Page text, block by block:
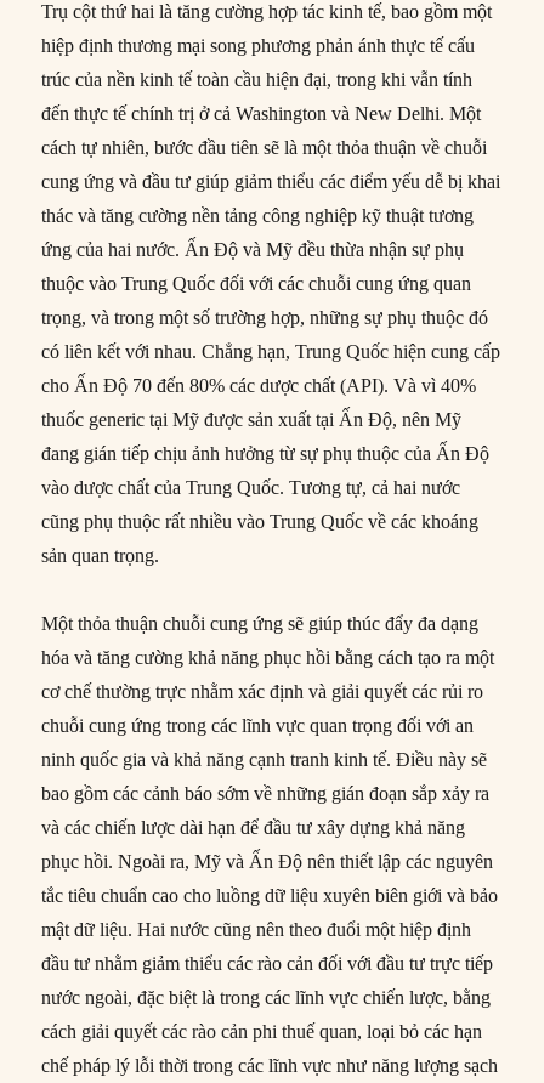
Trụ cột thứ hai là tăng cường hợp tác kinh tế, bao gồm một
hiệp định thương mại song phương phản ánh thực tế cấu
trúc của nền kinh tế toàn cầu hiện đại, trong khi vẫn tính
đến thực tế chính trị ở cả Washington và New Delhi. Một
cách tự nhiên, bước đầu tiên sẽ là một thỏa thuận về chuỗi
cung ứng và đầu tư giúp giảm thiểu các điểm yếu dễ bị khai
thác và tăng cường nền tảng công nghiệp kỹ thuật tương
ứng của hai nước. Ấn Độ và Mỹ đều thừa nhận sự phụ
thuộc vào Trung Quốc đối với các chuỗi cung ứng quan
trọng, và trong một số trường hợp, những sự phụ thuộc đó
có liên kết với nhau. Chẳng hạn, Trung Quốc hiện cung cấp
cho Ấn Độ 70 đến 80% các dược chất (API). Và vì 40%
thuốc generic tại Mỹ được sản xuất tại Ấn Độ, nên Mỹ
đang gián tiếp chịu ảnh hưởng từ sự phụ thuộc của Ấn Độ
vào dược chất của Trung Quốc. Tương tự, cả hai nước
cũng phụ thuộc rất nhiều vào Trung Quốc về các khoáng
sản quan trọng.
Một thỏa thuận chuỗi cung ứng sẽ giúp thúc đẩy đa dạng
hóa và tăng cường khả năng phục hồi bằng cách tạo ra một
cơ chế thường trực nhằm xác định và giải quyết các rủi ro
chuỗi cung ứng trong các lĩnh vực quan trọng đối với an
ninh quốc gia và khả năng cạnh tranh kinh tế. Điều này sẽ
bao gồm các cảnh báo sớm về những gián đoạn sắp xảy ra
và các chiến lược dài hạn để đầu tư xây dựng khả năng
phục hồi. Ngoài ra, Mỹ và Ấn Độ nên thiết lập các nguyên
tắc tiêu chuẩn cao cho luồng dữ liệu xuyên biên giới và bảo
mật dữ liệu. Hai nước cũng nên theo đuổi một hiệp định
đầu tư nhằm giảm thiểu các rào cản đối với đầu tư trực tiếp
nước ngoài, đặc biệt là trong các lĩnh vực chiến lược, bằng
cách giải quyết các rào cản phi thuế quan, loại bỏ các hạn
chế pháp lý lỗi thời trong các lĩnh vực như năng lượng sạch